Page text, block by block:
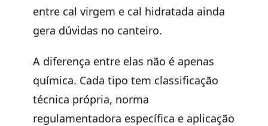
entre cal virgem e cal hidratada ainda
gera dúvidas no canteiro.
A diferença entre elas não é apenas
química. Cada tipo tem classificação
técnica própria, norma
regulamentadora específica e aplicação